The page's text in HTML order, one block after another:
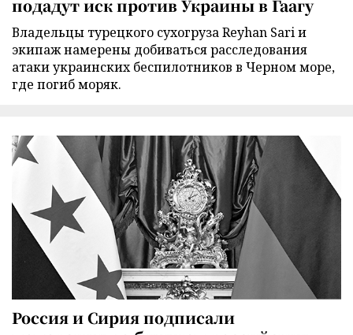
подадут иск против Украины в Гаагу
Владельцы турецкого сухогруза Reyhan Sari и
экипаж намерены добиваться расследования
атаки украинских беспилотников в Черном море,
где погиб моряк.
Россия и Сирия подписали